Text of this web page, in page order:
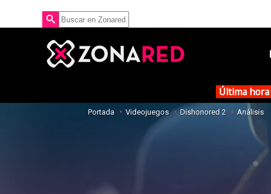
Última hora
Portada Videojuegos Dishonored 2 Análisis